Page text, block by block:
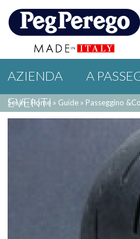
AZIENDA A
EVENTI
Sei in : Home » Guide » Passeggino